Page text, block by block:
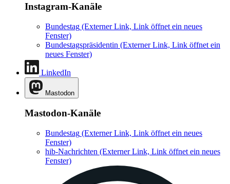
Instagram-Kanäle
Bundestag (Externer Link, Link öffnet ein neues
Fenster)
Bundestagspräsidentin (Externer Link, Link öffnet ein
neues Fenster)
LinkedIn
Mastodon
Mastodon-Kanäle
Bundestag (Externer Link, Link öffnet ein neues
Fenster)
hib-Nachrichten (Externer Link, Link öffnet ein neues
Fenster)